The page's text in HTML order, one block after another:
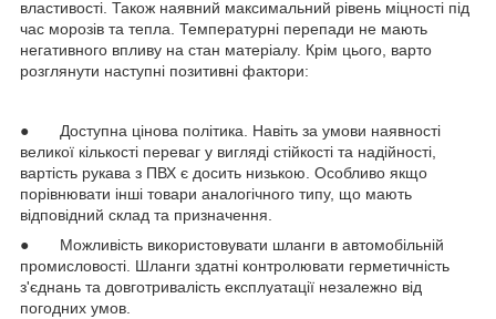
властивості. Також наявний максимальний рівень міцності під
час морозів та тепла. Температурні перепади не мають
негативного впливу на стан матеріалу. Крім цього, варто
розглянути наступні позитивні фактори:
● Доступна цінова політика. Навіть за умови наявності
великої кількості переваг у вигляді стійкості та надійності,
вартість рукава з ПВХ є досить низькою. Особливо якщо
порівнювати інші товари аналогічного типу, що мають
відповідний склад та призначення.
● Можливість використовувати шланги в автомобільній
промисловості. Шланги здатні контролювати герметичність
з'єднань та довготривалість експлуатації незалежно від
погодних умов.